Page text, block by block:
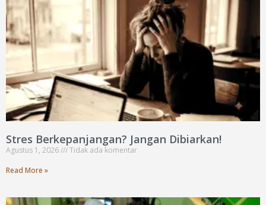
Stres Berkepanjangan? Jangan Dibiarkan!
Agustus 1, 2026
Tidak ada komentar
Read More »